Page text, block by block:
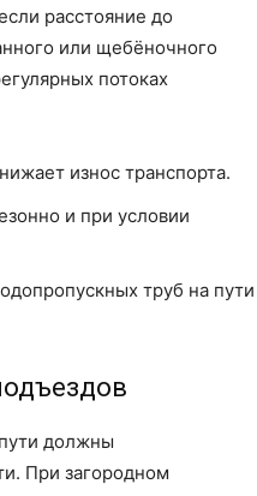
расстояние до
или щебёночного
потоках
износ транспорта.
и при условии
труб на пути
должны
При загородном